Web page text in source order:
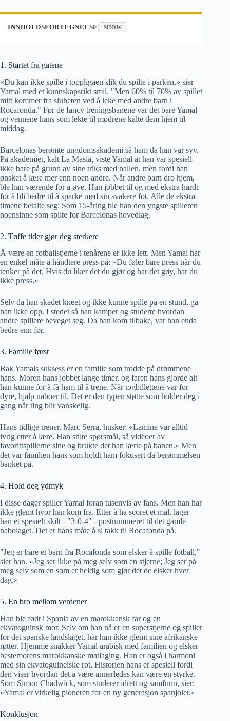
INNHOLDSFORTEGNELSE SHOW
1. Startet fra gatene
«Du kan ikke spille i toppligaen slik du spilte i parken,» sier
Yamal med et kunnskapsrikt smil. "Men 60% til 70% av spillet
mitt kommer fra sluheten ved å leke med andre barn i
Rocafonda." Før de fancy treningsbanene var det bare Yamal
og vennene hans som lekte til mødrene kalte dem hjem til
middag.
Barcelonas berømte ungdomsakademi så ham da han var syv.
På akademiet, kalt La Masia, viste Yamal at han var spesiell –
ikke bare på grunn av sine triks med ballen, men fordi han
ønsket å lære mer enn noen andre. Når andre barn dro hjem,
ble han værende for å øve. Han jobbet til og med ekstra hardt
for å bli bedre til å sparke med sin svakere fot. Alle de ekstra
timene betalte seg: Som 15-åring ble han den yngste spilleren
noensinne som spilte for Barcelonas hovedlag.
2. Tøffe tider gjør deg sterkere
Å være en fotballstjerne i tenårene er ikke lett. Men Yamal har
en enkel måte å håndtere press på: «Du føler bare press når du
tenker på det. Hvis du liker det du gjør og har det gøy, har du
ikke press.»
Selv da han skadet kneet og ikke kunne spille på en stund, ga
han ikke opp. I stedet så han kamper og studerte hvordan
andre spillere beveget seg. Da han kom tilbake, var han enda
bedre enn før.
3. Familie først
Bak Yamals suksess er en familie som trodde på drømmene
hans. Moren hans jobbet lange timer, og faren hans gjorde alt
han kunne for å få ham til å trene. Når togbillettene var for
dyre, hjalp naboer til. Det er den typen støtte som holder deg i
gang når ting blir vanskelig.
Hans tidlige trener, Marc Serra, husker: «Lamine var alltid
ivrig etter å lære. Han stilte spørsmål, så videoer av
favorittspillerne sine og brukte det han lærte på banen.» Men
det var familien hans som holdt ham fokusert da berømmelsen
banket på.
4. Hold deg ydmyk
I disse dager spiller Yamal foran tusenvis av fans. Men han har
ikke glemt hvor han kom fra. Etter å ha scoret et mål, lager
han et spesielt skilt - "3-0-4" - postnummeret til det gamle
nabolaget. Det er hans måte å si takk til Rocafonda på.
"Jeg er bare et barn fra Rocafonda som elsker å spille fotball,"
sier han. «Jeg ser ikke på meg selv som en stjerne; Jeg ser på
meg selv som en som er heldig som gjør det de elsker hver
dag.»
5. En bro mellom verdener
Han ble født i Spania av en marokkansk far og en
ekvatoguinsk mor. Selv om han nå er en superstjerne og spiller
for det spanske landslaget, har han ikke glemt sine afrikanske
røtter. Hjemme snakker Yamal arabisk med familien og elsker
bestemorens marokkanske matlaging. Han er også i harmoni
med sin ekvatoguineiske rot. Historien hans er spesiell fordi
den viser hvordan det å være annerledes kan være en styrke.
Som Simon Chadwick, som studerer idrett og samfunn, sier:
«Yamal er virkelig pioneren for en ny generasjon spanjoler.»
Konklusjon